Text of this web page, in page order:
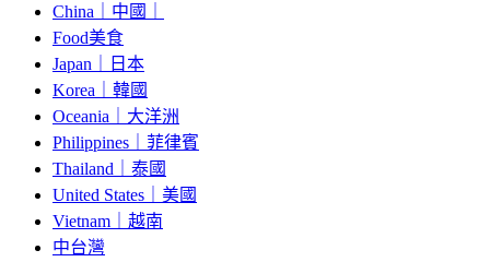
China｜中國｜
Food美食
Japan｜日本
Korea｜韓國
Oceania｜大洋洲
Philippines｜菲律賓
Thailand｜泰國
United States｜美國
Vietnam｜越南
中台灣